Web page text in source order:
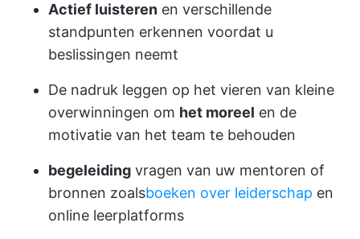
Actief luisteren en verschillende
standpunten erkennen voordat u
beslissingen neemt
De nadruk leggen op het vieren van kleine
overwinningen om het moreel en de
motivatie van het team te behouden
begeleiding vragen van uw mentoren of
bronnen zoalsboeken over leiderschap en
online leerplatforms